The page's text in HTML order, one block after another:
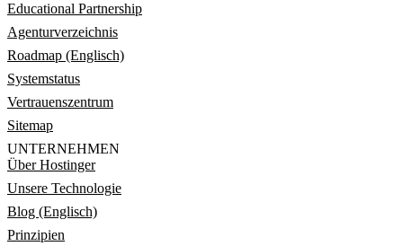
Educational Partnership
Agenturverzeichnis
Roadmap (Englisch)
Systemstatus
Vertrauenszentrum
Sitemap
UNTERNEHMEN
Über Hostinger
Unsere Technologie
Blog (Englisch)
Prinzipien